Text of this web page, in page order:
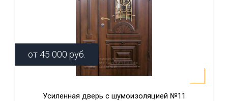
от 45 000 руб.
Усиленная дверь с шумоизоляцией №11